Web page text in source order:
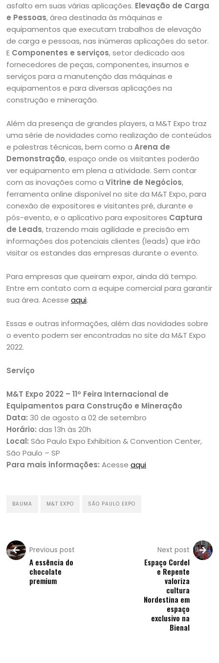
asfalto em suas várias aplicações. Elevação de Carga
e Pessoas, área destinada às máquinas e
equipamentos que executam trabalhos de elevação
de carga e pessoas, nas inúmeras aplicações do setor.
E Componentes e serviços, setor dedicado aos
fornecedores de peças, componentes, insumos e
serviços para a manutenção das máquinas e
equipamentos e para diversas aplicações na
construção e mineração.
Além da presença de grandes players, a M&T Expo traz
uma série de novidades como realização de conteúdos
e palestras técnicas, bem como aArena de
Demonstração, espaço onde os visitantes poderão
ver equipamento em plena a atividade. Sem contar
com as inovações como aVitrine de Negócios,
ferramenta online disponível no site da M&T Expo, para
conexão de expositores e visitantes pré, durante e
pós-evento, e o aplicativo para expositores Captura
de Leads, trazendo mais agilidade e precisão em
informações dos potenciais clientes (leads) que irão
visitar os estandes das empresas durante o evento.
Para empresas que queiram expor, ainda dá tempo.
Entre em contato com a equipe comercial para garantir
sua área. Acesseaqui.
Essas e outras informações, além das novidades sobre
o evento podem ser encontradas no site da M&T Expo
2022.
Serviço
M&T Expo 2022 – 11º Feira Internacional de
Equipamentos para Construção e Mineração
Data: 30 de agosto a 02 de setembro
Horário: das 13h às 20h
Local: São Paulo Expo Exhibition & Convention Center,
São Paulo – SP
Para mais informações: Acesseaqui
BAUMA M&T EXPO SÃO PAULO EXPO
Previous post
A essência do
chocolate
premium
Next post
Espaço Cordel
e Repente
valoriza
cultura
Nordestina em
espaço
exclusivo na
Bienal